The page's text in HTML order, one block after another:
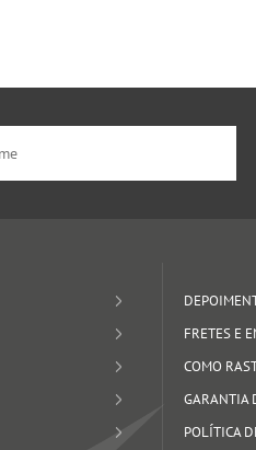
FRETES E
COMO
GARANTIA
POLÍTICA